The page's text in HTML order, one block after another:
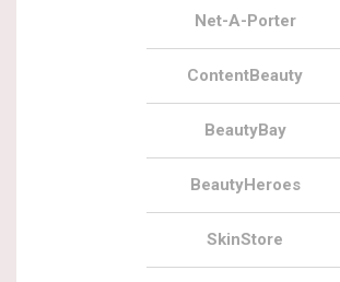
Net-A-Porter
ContentBeauty
BeautyBay
BeautyHeroes
SkinStore